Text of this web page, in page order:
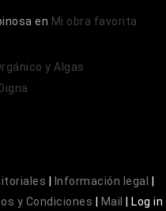
en Mi obra favorita
y Algas
Información legal
y Condiciones Mail Log in